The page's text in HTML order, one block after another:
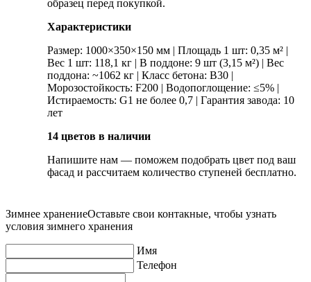
образец перед покупкой.
Характеристики
Размер: 1000×350×150 мм | Площадь 1 шт: 0,35 м² |
Вес 1 шт: 118,1 кг | В поддоне: 9 шт (3,15 м²) | Вес
поддона: ~1062 кг | Класс бетона: В30 |
Морозостойкость: F200 | Водопоглощение: ≤5% |
Истираемость: G1 не более 0,7 | Гарантия завода: 10
лет
14 цветов в наличии
Напишите нам — поможем подобрать цвет под ваш
фасад и рассчитаем количество ступеней бесплатно.
Зимнее хранениеОставьте свои контакные, чтобы узнать
условия зимнего хранения
Имя
Телефон